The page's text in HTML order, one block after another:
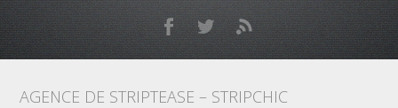
AGENCE DE STRIPTEASE – STRIPCHIC